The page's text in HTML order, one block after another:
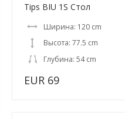
Tips BIU 1S Стол
Ширина: 120 cm
Высота: 77.5 cm
Глубина: 54 cm
EUR 69